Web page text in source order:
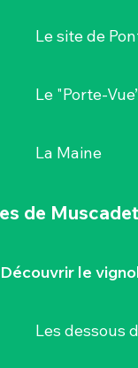
Le site de
Le "Porte-
La Maine
de Muscadet
Découvrir le
Les dessous
jeux